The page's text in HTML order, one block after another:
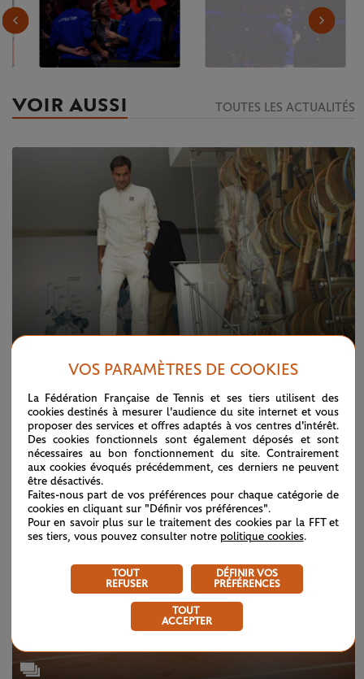
VOIR AUSSI TOUTES LES ACTUALITÉS
MARDI 27 SEPTEMBRE 2022
Roger Federer, pour l’amour du jeu
VOS PARAMÈTRES DE COOKIES
La Fédération Française de Tennis et ses tiers utilisent des
cookies destinés à mesurer l'audience du site internet et vous
proposer des services et offres adaptés à vos centres d'intérêt.
Des cookies fonctionnels sont également déposés et sont
nécessaires au bon fonctionnement du site. Contrairement
aux cookies évoqués précédemment, ces derniers ne peuvent
être désactivés.
Faites-nous part de vos préférences pour chaque catégorie de
cookies en cliquant sur "Définir vos préférences".
Pour en savoir plus sur le traitement des cookies par la FFT et
ses tiers, vous pouvez consulter notre politique cookies.
TOUT
REFUSER
DÉFINIR VOS
PRÉFÉRENCES
TOUT
ACCEPTER